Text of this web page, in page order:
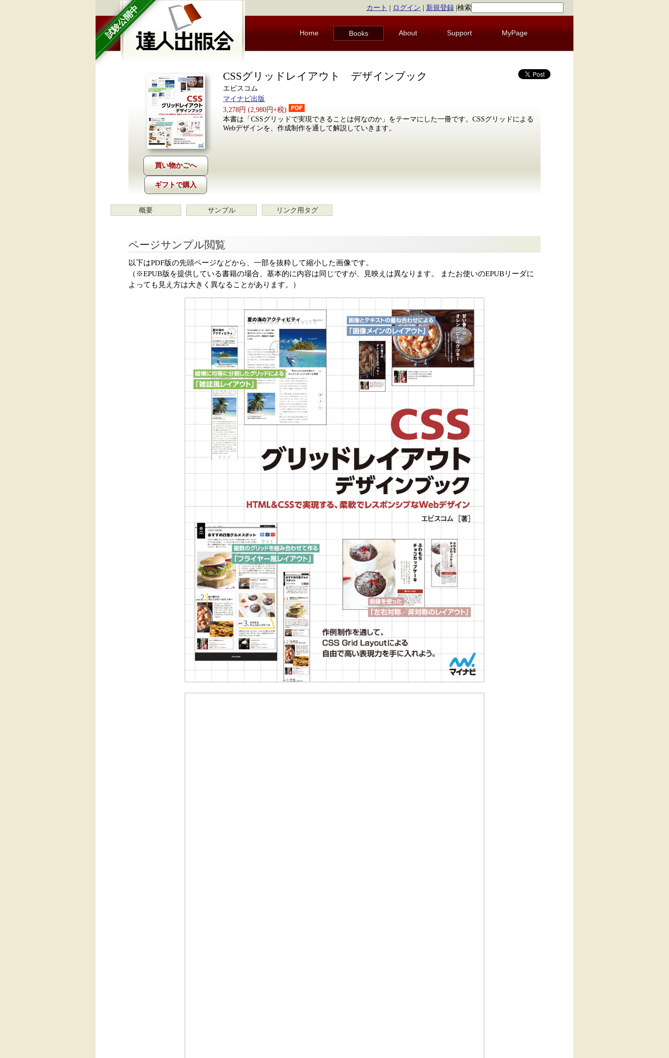
試験公開中 カート ログイン 新規登録 検索
Home Books About Support MyPage
ギフトで購入
CSSグリッドレイアウト デザインブック
エビスコム
マイナビ出版
3,278円 (2,980円+税)
本書は「CSSグリッドで実現できることは何なのか」をテーマにした一冊です。CSSグリッドによる
Webデザインを、作成制作を通して解説していきます。
概要 サンプル リンク用タグ
ページサンプル閲覧
以下はPDF版の先頭ページなどから、一部を抜粋して縮小した画像です。
（※EPUB版を提供している書籍の場合、基本的に内容は同じですが、見映えは異なります。 またお使いのEPUBリーダに
よっても見え方は大きく異なることがあります。）